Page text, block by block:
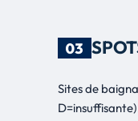
03
Sites de